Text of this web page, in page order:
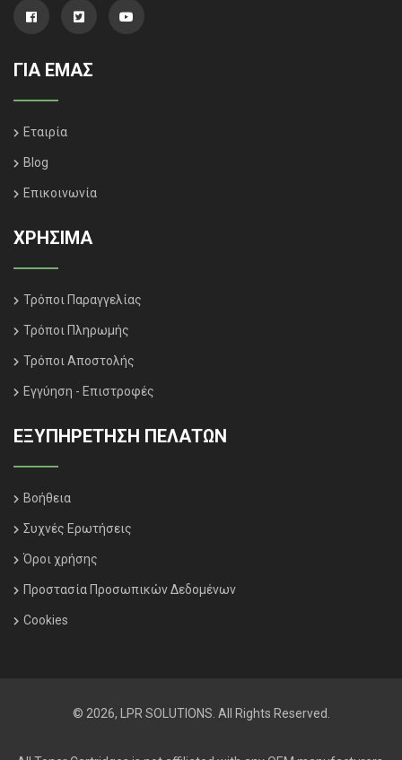
ΓΙΑ ΕΜΑΣ
Εταιρία
Blog
Επικοινωνία
ΧΡΗΣΙΜΑ
Τρόποι Παραγγελίας
Τρόποι Πληρωμής
Τρόποι Αποστολής
Εγγύηση - Επιστροφές
ΕΞΥΠΗΡΈΤΗΣΗ ΠΕΛΑΤΏΝ
Βοήθεια
Συχνές Ερωτήσεις
Όροι χρήσης
Προστασία Προσωπικών Δεδομένων
Cookies
© 2026, LPR SOLUTIONS. All Rights Reserved.